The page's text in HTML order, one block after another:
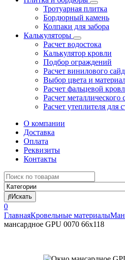
Тротуарная плитка
Бордюрный камень
Колпаки для забора
Калькуляторы
Расчет водостока
Калькулятор кровли
Подбор ограждений
Расчет винилового
Выбор цвета и
Расчет фальцевой
Расчет металлического
Расчет утеплителя для
О компании
Доставка
Оплата
Реквизиты
Контакты
Search
for:
Искать
0
ГлавнаяКровельные материалы
мансардное GPU 0070 66х118